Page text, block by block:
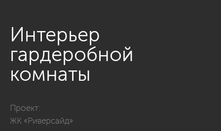
Интерьер
гардеробной
комнаты
Проект:
ЖК «Риверсайд»